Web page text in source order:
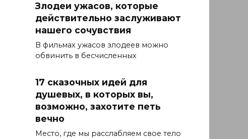
Злодеи ужасов, которые
действительно заслуживают
нашего сочувствия
В фильмах ужасов злодеев можно
обвинить в бесчисленных
17 сказочных идей для
душевых, в которых вы,
возможно, захотите петь
вечно
Место, где мы расслабляем свое тело